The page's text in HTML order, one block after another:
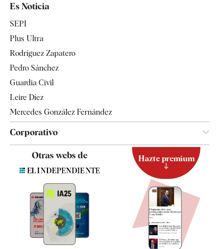
Televisión
Es Noticia
SEPI
Plus Ultra
Rodríguez Zapatero
Pedro Sánchez
Guardia Civil
Leire Díez
Mercedes González Fernández
Corporativo
Quiénes somos
Especificaciones
Otras webs de Hazte premium